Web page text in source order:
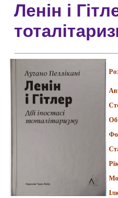
Ленін і